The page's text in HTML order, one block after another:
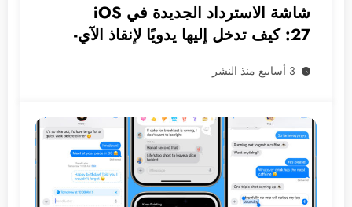
شاشة الاسترداد الجديدة في iOS
27: كيف تدخل إليها يدويًا لإنقاذ الآي-
فون دون كمبيوتر؟
3 أسابيع منذ النشر